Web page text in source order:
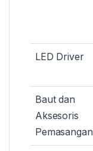
LED Driver
Baut dan
Aksesoris
Pemasangan